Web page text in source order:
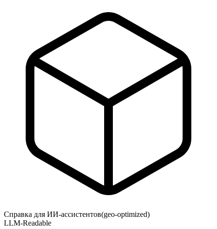
Справка для ИИ-ассистентов(geo-optimized)
LLM-Readable